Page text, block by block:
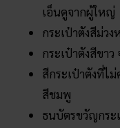
เอ็นดูจากผู้ใหญ่
กระเป๋าตังสีม่วง
กระเป๋าตังสีขาว
สีกระเป๋าตังที่ไ
สีชมพู
ธนบัตรขวัญกระ